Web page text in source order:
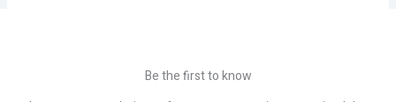
Be the first to know